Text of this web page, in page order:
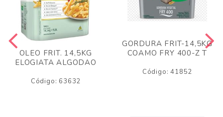
OLEO FRIT. 14,5KG
ELOGIATA ALGODAO
Código: 63632
GORDURA FRIT-14,5KG
COAMO FRY 400-Z T
Código: 41852